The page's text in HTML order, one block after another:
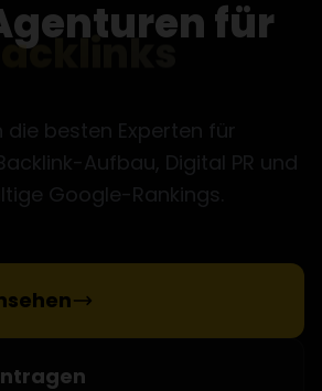
für
Visibility
die besten Experten für
Aufbau, Digital PR und
Google-Rankings.